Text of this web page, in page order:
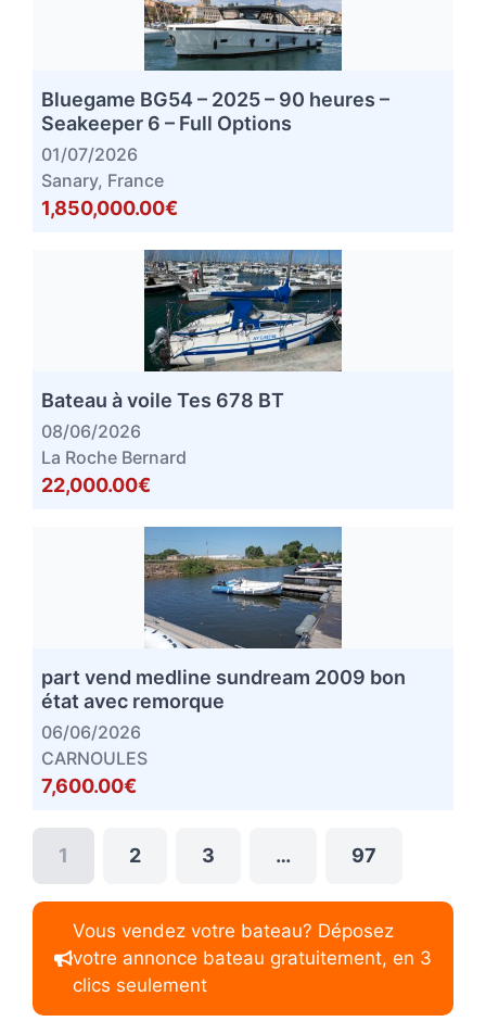
Bluegame BG54 – 2025 – 90 heures –
Seakeeper 6 – Full Options
01/07/2026
Sanary, France
1,850,000.00€
Bateau à voile Tes 678 BT
08/06/2026
La Roche Bernard
22,000.00€
part vend medline sundream 2009 bon
état avec remorque
06/06/2026
CARNOULES
7,600.00€
1 2 3 … 97
Vous vendez votre bateau? Déposez
votre annonce bateau gratuitement, en 3
clics seulement